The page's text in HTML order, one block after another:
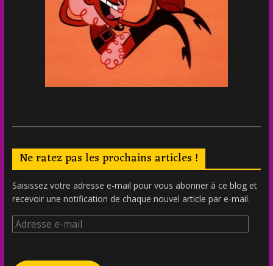
Ne ratez pas les prochains articles !
Saisissez votre adresse e-mail pour vous abonner à ce blog et
recevoir une notification de chaque nouvel article par e-mail.